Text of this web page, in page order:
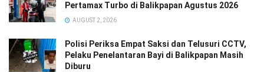
Pertamax Turbo di Balikpapan Agustus 2026
AUGUST 2, 2026
Polisi Periksa Empat Saksi dan Telusuri CCTV,
Pelaku Penelantaran Bayi di Balikpapan Masih
Diburu